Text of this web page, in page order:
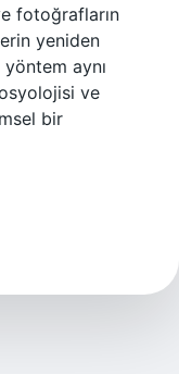
fotoğrafların
yeniden
aynı
ve
bir